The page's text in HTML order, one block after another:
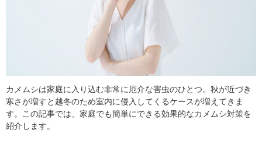
カメムシは家庭に入り込む非常に厄介な害虫のひとつ。秋が近づき
寒さが増すと越冬のため室内に侵入してくるケースが増えてきま
す。この記事では、家庭でも簡単にできる効果的なカメムシ対策を
紹介します。